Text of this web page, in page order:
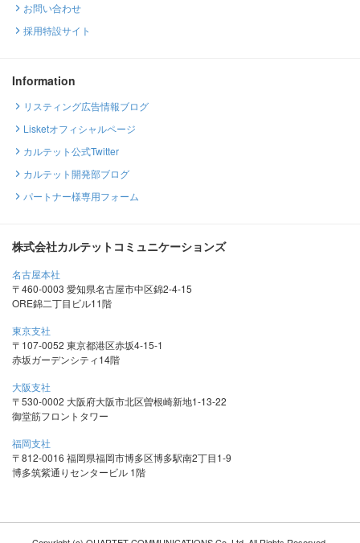
お問い合わせ
採用特設サイト
Information
リスティング広告情報ブログ
Lisketオフィシャルページ
カルテット公式Twitter
カルテット開発部ブログ
パートナー様専用フォーム
株式会社カルテットコミュニケーションズ
名古屋本社
〒460-0003 愛知県名古屋市中区錦2-4-15
ORE錦二丁目ビル11階
東京支社
〒107-0052 東京都港区赤坂4-15-1
赤坂ガーデンシティ14階
大阪支社
〒530-0002 大阪府大阪市北区曽根崎新地1-13-22
御堂筋フロントタワー
福岡支社
〒812-0016 福岡県福岡市博多区博多駅南2丁目1-9
博多筑紫通りセンタービル 1階